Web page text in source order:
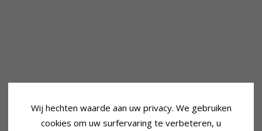
Wij hechten waarde aan uw privacy. We gebruiken
cookies om uw surfervaring te verbeteren, u